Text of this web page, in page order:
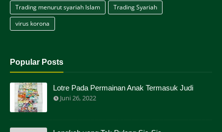
Trading menurut syariah Islam
Trading Syariah
virus korona
Popular Posts
Lotre Pada Permainan Anak Termasuk Judi
Juni 26, 2022